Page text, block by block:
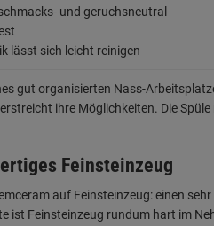
und geruchsneutral
lässt sich leicht reinigen
gut organisierten Nass-
ihre Möglichkeiten. Die
Feinsteinzeug
auf Feinsteinzeug: einen
Feinsteinzeug rundum hart im